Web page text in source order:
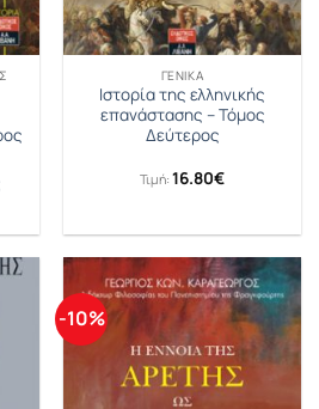
ΓΕΝΙΚΆ
Ιστορία της ελληνικής
επανάστασης – Τόμος
Δεύτερος
Τιμή: 16.80€
-10%